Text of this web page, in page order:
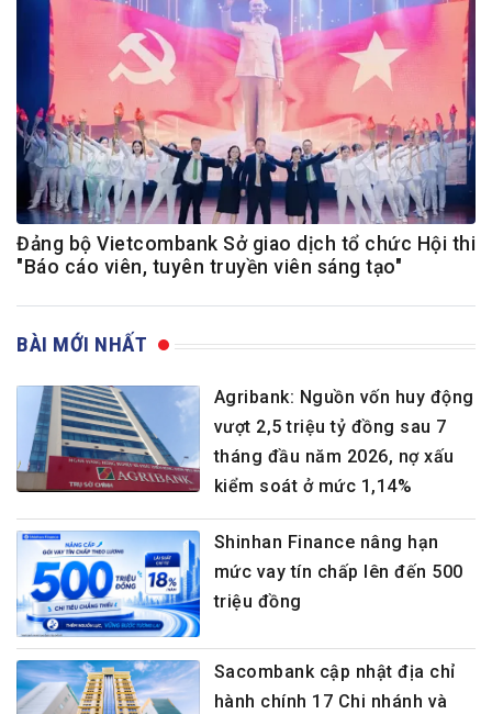
Đảng bộ Vietcombank Sở giao dịch tổ chức Hội thi
"Báo cáo viên, tuyên truyền viên sáng tạo"
BÀI MỚI NHẤT
Agribank: Nguồn vốn huy động
vượt 2,5 triệu tỷ đồng sau 7
tháng đầu năm 2026, nợ xấu
kiểm soát ở mức 1,14%
Shinhan Finance nâng hạn
mức vay tín chấp lên đến 500
triệu đồng
Sacombank cập nhật địa chỉ
hành chính 17 Chi nhánh và